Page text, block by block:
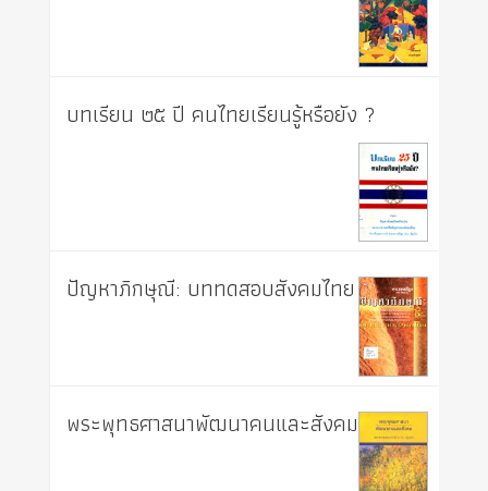
บทเรียน ๒๕ ปี คนไทยเรียนรู้หรือยัง ?
ปัญหาภิกษุณี: บททดสอบสังคมไทย
พระพุทธศาสนาพัฒนาคนและสังคม